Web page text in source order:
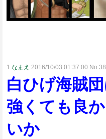
1 なまえ 2016/10/03 01:37:00
白ひげ海賊
強くても良
いか